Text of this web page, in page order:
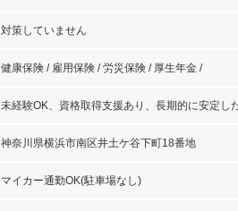
対策していません
健康保険 / 雇用保険 / 労災保険 / 厚生年金 /
未経験OK、資格取得支援あり、長期的に安定し
神奈川県横浜市南区井土ケ谷下町18番地
マイカー通勤OK(駐車場なし)